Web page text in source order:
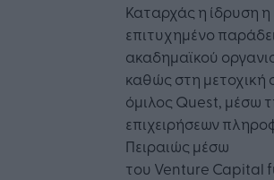
Καταρχάς η ίδρυση η
επιτυχημένο
ακαδημαϊκού
καθώς στη μετοχική
όμιλος Quest, μέσω
επιχειρήσεων
Πειραιώς μέσω
του Venture Capital